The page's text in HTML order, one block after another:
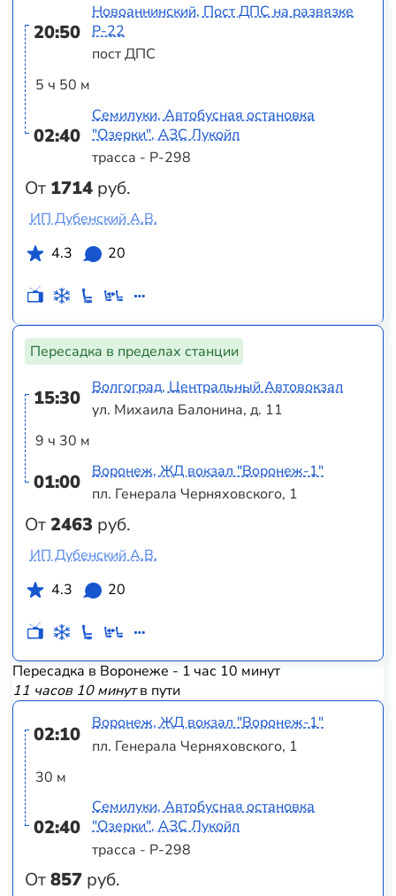
20:50
5 ч 50 м
02:40
От 1714 руб.
Новоаннинский, Пост ДПС на развязке
Р-22
пост ДПС
Семилуки, Автобусная остановка
"Озерки", АЗС Лукойл
трасса - Р-298
ИП Дубенский А.В.
4.3
20
Пересадка в пределах станции
15:30
9 ч 30 м
01:00
От2463 руб.
Волгоград, Центральный Автовокзал
ул. Михаила Балонина, д. 11
Воронеж, ЖД вокзал "Воронеж-1"
пл. Генерала Черняховского, 1
ИП Дубенский А.В.
4.3
20
Пересадка в Воронеже - 1 час 10 минут
11 часов 10 минутв пути
02:10
30 м
02:40
От857 руб.
Воронеж, ЖД вокзал "Воронеж-1"
пл. Генерала Черняховского, 1
Семилуки, Автобусная остановка
"Озерки", АЗС Лукойл
трасса - Р-298